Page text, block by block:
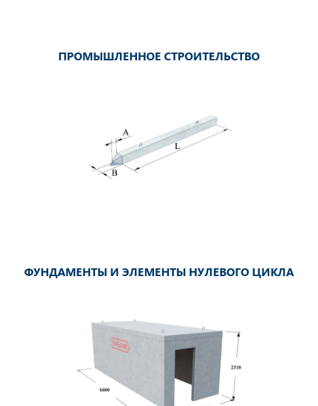
ПРОМЫШЛЕННОЕ СТРОИТЕЛЬСТВО
ФУНДАМЕНТЫ И ЭЛЕМЕНТЫ НУЛЕВОГО ЦИКЛА